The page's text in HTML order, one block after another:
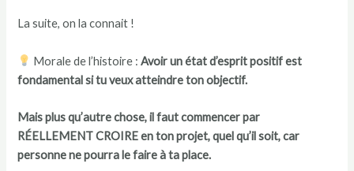
La suite, on la connait !
Morale de l’histoire :Avoir un état d’esprit positif est
fondamental si tu veux atteindre ton objectif.
Mais plus qu’autre chose, il faut commencer par
RÉELLEMENT CROIRE en ton projet, quel qu’il soit, car
personne ne pourra le faire à ta place.